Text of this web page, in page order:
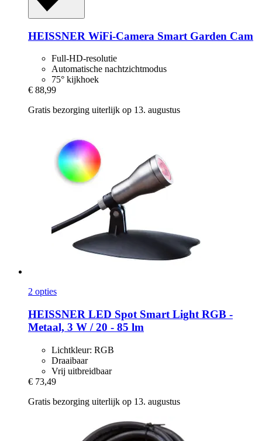
HEISSNER WiFi-​Camera Smart Garden Cam
Full-HD-resolutie
Automatische nachtzichtmodus
75° kijkhoek
€ 88,99
Gratis bezorging uiterlijk op 13. augustus
2 opties
HEISSNER LED Spot Smart Light RGB -​
Metaal, 3 W / 20 -​ 85 lm
Lichtkleur: RGB
Draaibaar
Vrij uitbreidbaar
€ 73,49
Gratis bezorging uiterlijk op 13. augustus